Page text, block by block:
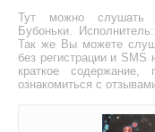
Тут можно слушать
Бубоньки.
Так же Вы можете
без регистрации и SMS
краткое содержание,
ознакомиться с